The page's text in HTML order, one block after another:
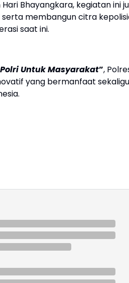
Bhayangkara, kegiatan
membangun citra
saat ini.
Polri Untuk Masyarakat”,
yang bermanfaat